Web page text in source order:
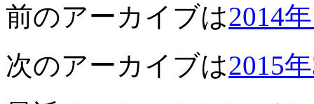
前のアーカイブは2014
次のアーカイブは2015